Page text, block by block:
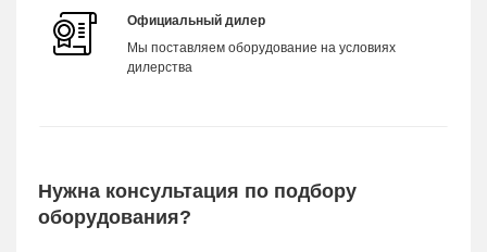
Официальный дилер
Мы поставляем оборудование на условиях
дилерства
Нужна консультация по подбору
оборудования?